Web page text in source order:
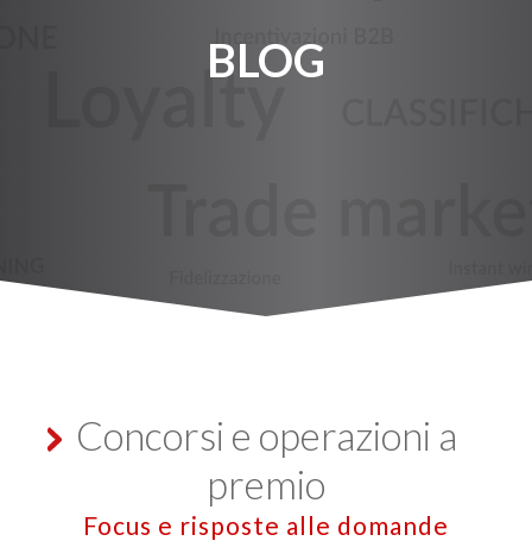
BLOG
Concorsi e operazioni a
premio
Focus e risposte alle domande